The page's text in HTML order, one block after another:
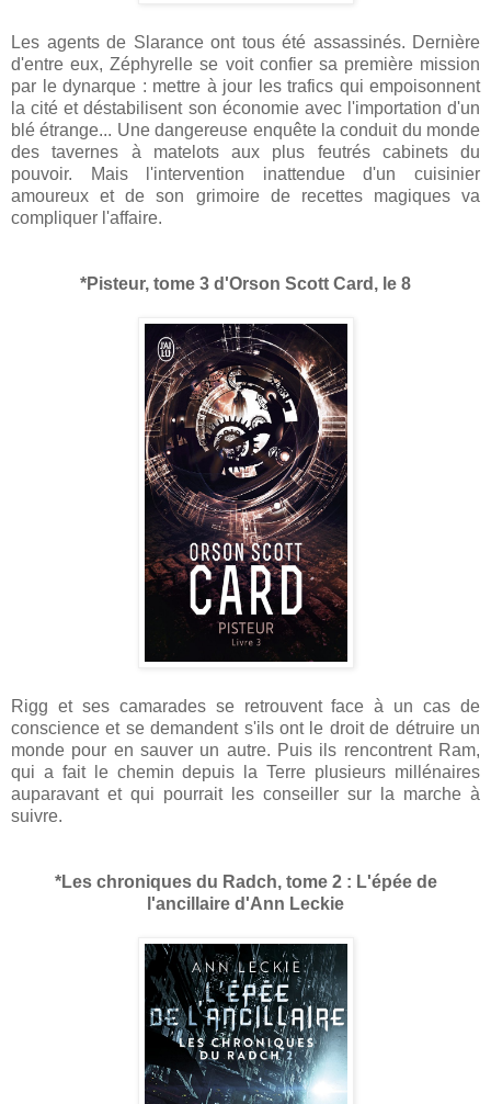
Les agents de Slarance ont tous été assassinés. Dernière
d'entre eux, Zéphyrelle se voit confier sa première mission
par le dynarque : mettre à jour les trafics qui empoisonnent
la cité et déstabilisent son économie avec l'importation d'un
blé étrange... Une dangereuse enquête la conduit du monde
des tavernes à matelots aux plus feutrés cabinets du
pouvoir. Mais l'intervention inattendue d'un cuisinier
amoureux et de son grimoire de recettes magiques va
compliquer l'affaire.
*Pisteur, tome 3 d'Orson Scott Card, le 8
Rigg et ses camarades se retrouvent face à un cas de
conscience et se demandent s'ils ont le droit de détruire un
monde pour en sauver un autre. Puis ils rencontrent Ram,
qui a fait le chemin depuis la Terre plusieurs millénaires
auparavant et qui pourrait les conseiller sur la marche à
suivre.
*Les chroniques du Radch, tome 2 : L'épée de
l'ancillaire d'Ann Leckie